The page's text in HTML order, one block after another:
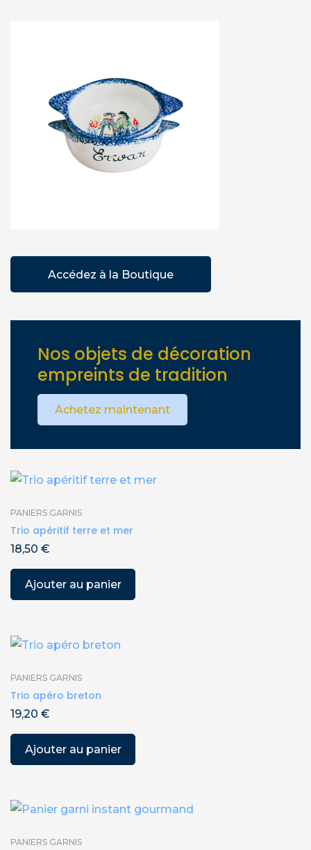
Accédez à la Boutique
Nos objets de décoration
empreints de tradition
Achetez maintenant
PANIERS GARNIS
Trio apéritif terre et mer
18,50 €
Ajouter au panier
PANIERS GARNIS
Trio apéro breton
19,20 €
Ajouter au panier
PANIERS GARNIS